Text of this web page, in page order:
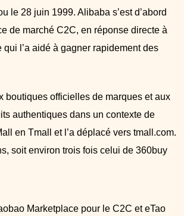
le 28 juin 1999. Alibaba s’est d’abord
de marché C2C, en réponse directe à
l’a aidé à gagner rapidement des
boutiques officielles de marques et aux
authentiques dans un contexte de
en Tmall et l’a déplacé vers tmall.com.
soit environ trois fois celui de 360buy
Marketplace pour le C2C et eTao